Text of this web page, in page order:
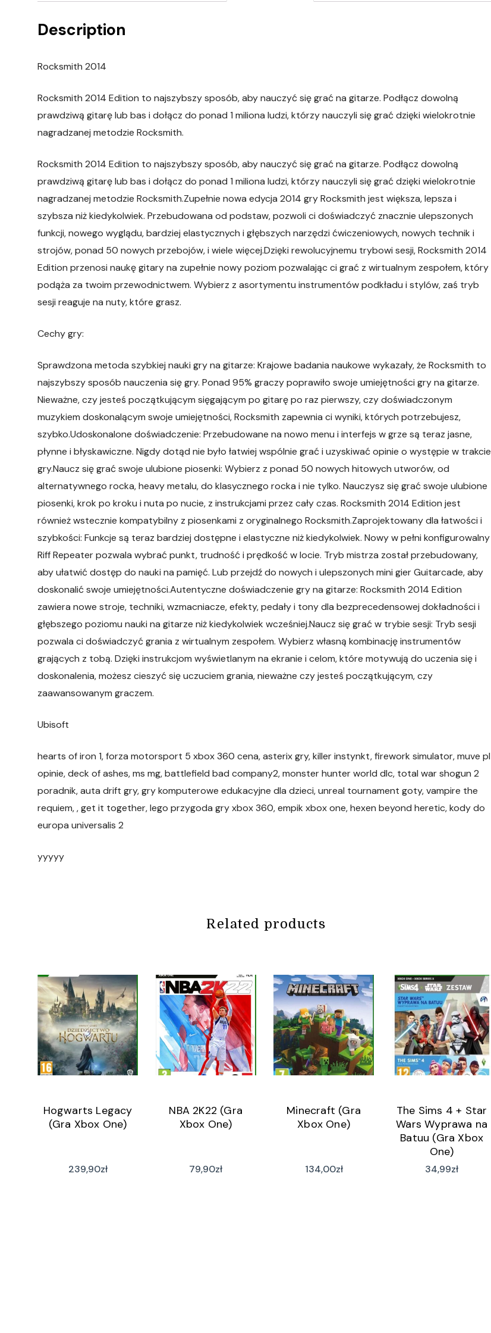
Description
Rocksmith 2014
Rocksmith 2014 Edition to najszybszy sposób, aby nauczyć się grać na gitarze. Podłącz dowolną
prawdziwą gitarę lub bas i dołącz do ponad 1 miliona ludzi, którzy nauczyli się grać dzięki wielokrotnie
nagradzanej metodzie Rocksmith.
Rocksmith 2014 Edition to najszybszy sposób, aby nauczyć się grać na gitarze. Podłącz dowolną
prawdziwą gitarę lub bas i dołącz do ponad 1 miliona ludzi, którzy nauczyli się grać dzięki wielokrotnie
nagradzanej metodzie Rocksmith.Zupełnie nowa edycja 2014 gry Rocksmith jest większa, lepsza i
szybsza niż kiedykolwiek. Przebudowana od podstaw, pozwoli ci doświadczyć znacznie ulepszonych
funkcji, nowego wyglądu, bardziej elastycznych i głębszych narzędzi ćwiczeniowych, nowych technik i
strojów, ponad 50 nowych przebojów, i wiele więcej.Dzięki rewolucyjnemu trybowi sesji, Rocksmith 2014
Edition przenosi naukę gitary na zupełnie nowy poziom pozwalając ci grać z wirtualnym zespołem, który
podąża za twoim przewodnictwem. Wybierz z asortymentu instrumentów podkładu i stylów, zaś tryb
sesji reaguje na nuty, które grasz.
Cechy gry:
Sprawdzona metoda szybkiej nauki gry na gitarze: Krajowe badania naukowe wykazały, że Rocksmith to
najszybszy sposób nauczenia się gry. Ponad 95% graczy poprawiło swoje umiejętności gry na gitarze.
Nieważne, czy jesteś początkującym sięgającym po gitarę po raz pierwszy, czy doświadczonym
muzykiem doskonalącym swoje umiejętności, Rocksmith zapewnia ci wyniki, których potrzebujesz,
szybko.Udoskonalone doświadczenie: Przebudowane na nowo menu i interfejs w grze są teraz jasne,
płynne i błyskawiczne. Nigdy dotąd nie było łatwiej wspólnie grać i uzyskiwać opinie o występie w trakcie
gry.Naucz się grać swoje ulubione piosenki: Wybierz z ponad 50 nowych hitowych utworów, od
alternatywnego rocka, heavy metalu, do klasycznego rocka i nie tylko. Nauczysz się grać swoje ulubione
piosenki, krok po kroku i nuta po nucie, z instrukcjami przez cały czas. Rocksmith 2014 Edition jest
również wstecznie kompatybilny z piosenkami z oryginalnego Rocksmith.Zaprojektowany dla łatwości i
szybkości: Funkcje są teraz bardziej dostępne i elastyczne niż kiedykolwiek. Nowy w pełni konfigurowalny
Riff Repeater pozwala wybrać punkt, trudność i prędkość w locie. Tryb mistrza został przebudowany,
aby ułatwić dostęp do nauki na pamięć. Lub przejdź do nowych i ulepszonych mini gier Guitarcade, aby
doskonalić swoje umiejętności.Autentyczne doświadczenie gry na gitarze: Rocksmith 2014 Edition
zawiera nowe stroje, techniki, wzmacniacze, efekty, pedały i tony dla bezprecedensowej dokładności i
głębszego poziomu nauki na gitarze niż kiedykolwiek wcześniej.Naucz się grać w trybie sesji: Tryb sesji
pozwala ci doświadczyć grania z wirtualnym zespołem. Wybierz własną kombinację instrumentów
grających z tobą. Dzięki instrukcjom wyświetlanym na ekranie i celom, które motywują do uczenia się i
doskonalenia, możesz cieszyć się uczuciem grania, nieważne czy jesteś początkującym, czy
zaawansowanym graczem.
Ubisoft
hearts of iron 1, forza motorsport 5 xbox 360 cena, asterix gry, killer instynkt, firework simulator, muve pl
opinie, deck of ashes, ms mg, battlefield bad company2, monster hunter world dlc, total war shogun 2
poradnik, auta drift gry, gry komputerowe edukacyjne dla dzieci, unreal tournament goty, vampire the
requiem, , get it together, lego przygoda gry xbox 360, empik xbox one, hexen beyond heretic, kody do
europa universalis 2
yyyyy
Related products
Hogwarts Legacy
(Gra Xbox One)
239,90zł
NBA 2K22 (Gra
Xbox One)
79,90zł
Minecraft (Gra
Xbox One)
134,00zł
The Sims 4 + Star
Wars Wyprawa na
Batuu (Gra Xbox
One)
34,99zł